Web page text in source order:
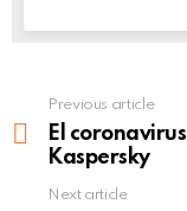
more
Previous article
El
Kaspersky
Next article